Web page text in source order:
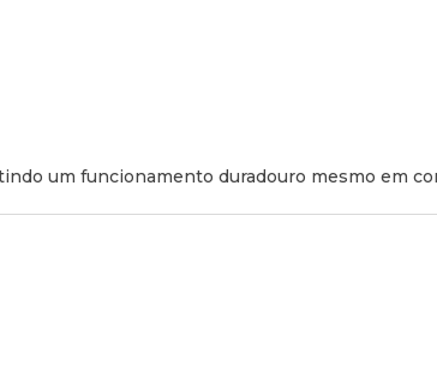
um funcionamento duradouro mesmo em